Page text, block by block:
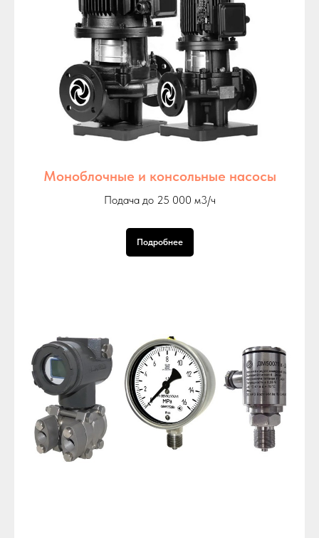
Моноблочные и консольные насосы
Подача до 25 000 м3/ч
Подробнее